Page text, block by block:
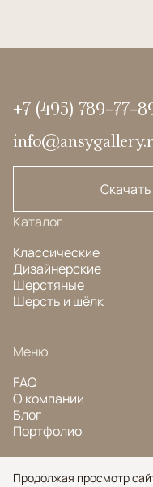
+7 (495) 789-77-
Каталог
Классические
Дизайнерские
Шерстяные
Шерсть и шёлк
Меню
FAQ
О компании
Блог
Портфолио
© Ansy Carpet
Продолжая просмотр